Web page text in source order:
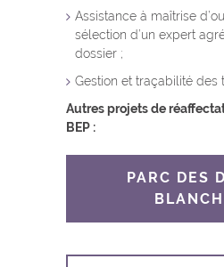
Assistance à maîtrise
sélection d’un expert
dossier ;
Gestion et traçabilité des
Autres projets de
BEP :
PARC DES